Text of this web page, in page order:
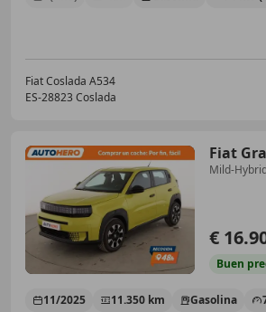
Fiat Coslada A534
ES-28823 Coslada
Fiat
Mild-
€
Buen
11/2025 11.350 km Gasolina